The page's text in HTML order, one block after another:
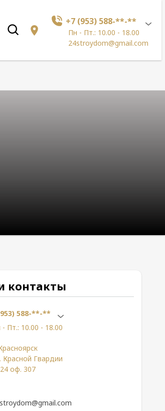
+7 (953) 588-**-**
Пн - Пт.: 10.00 - 18.00
24stroydom@gmail.com
контакты
588-**-**
- Пт.: 10.00 - 18.00
Красной Гвардии
оф. 307